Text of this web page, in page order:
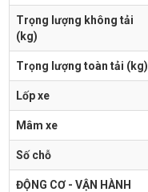
Trọng lượng không tải
(kg)
Trọng lượng toàn tải (kg)
Lốp xe
Mâm xe
Số chỗ
ĐỘNG CƠ - VẬN HÀNH